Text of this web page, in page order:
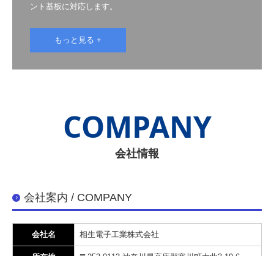
ント基板に対応します。
もっと見る +
COMPANY
会社情報
会社案内 / COMPANY
会社名 相生電子工業株式会社